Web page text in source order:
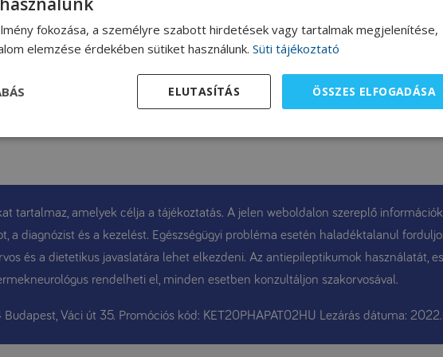
tartalmaz, amelyek célja a tájékoztatás. A jelen weboldalon szereplő
a diagnózist és a kezelést. Egészségügyi probléma esetén haladéktalanul
és a dietetikus javaslatára lehet elkezdeni. Az antiepileptikumok használatát,
rendelheti el, minden esetben konzultáljon szakorvosával.
Budapest, Váci út 35. Promóciós kód: KET20PHAPAT02HU Lezárás dátuma:
fokozása, a személyre szabott hirdetések vagy tartalmak megjelenítése,
elemzése érdekében sütiket használunk. Süti tájékoztató
ÖSSZES ELFOGADÁSA
ELUTASÍTÁS